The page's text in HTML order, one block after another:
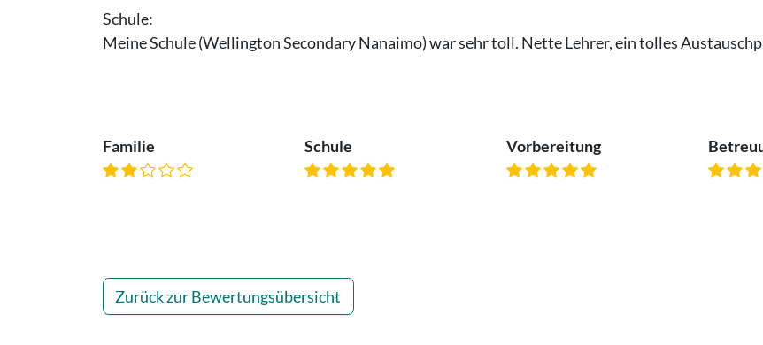
Schule:
Meine Schule (Wellington Secondary Nanaimo) war sehr toll. Nette Lehrer, ein tolles
Familie Schule Vorbereitung
Zurück zur Bewertungsübersicht